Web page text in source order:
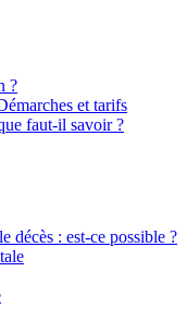
?
et tarifs
faut-il savoir ?
décès : est-ce possible ?